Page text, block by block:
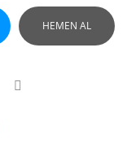
HEMEN AL